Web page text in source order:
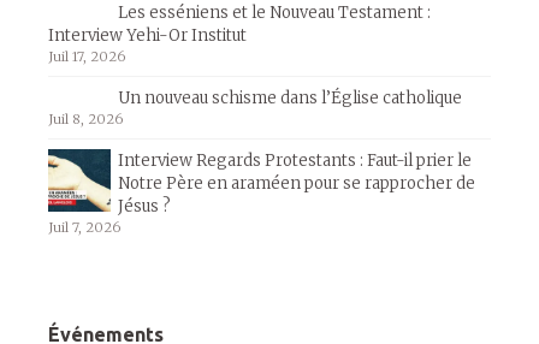
Les esséniens et le Nouveau Testament :
Interview Yehi-Or Institut
Juil 17, 2026
Un nouveau schisme dans l’Église catholique
Juil 8, 2026
Interview Regards Protestants : Faut-il prier le
Notre Père en araméen pour se rapprocher de
Jésus ?
Juil 7, 2026
Événements